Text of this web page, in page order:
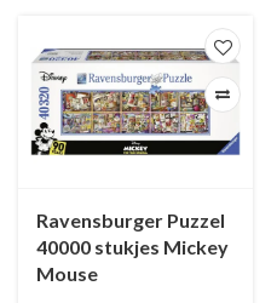
Ravensburger Puzzel
40000 stukjes Mickey
Mouse